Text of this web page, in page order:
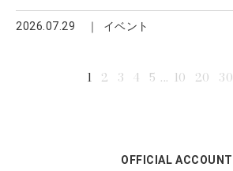
2026.07.29 イベント
1 2 3 4 5 ... 10 20 30
OFFICIAL ACCOUNT